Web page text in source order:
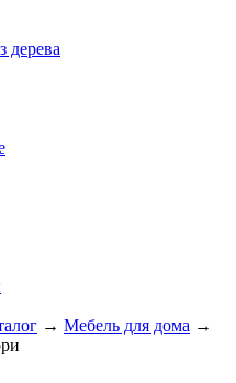
дерева
→ Мебель для дома →